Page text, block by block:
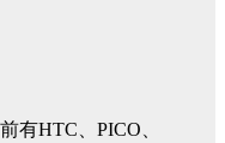
有HTC、PICO、